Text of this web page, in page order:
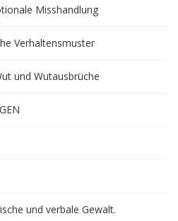
Misshandlung
Verhaltensmuster
und Wutausbrüche
und verbale Gewalt.